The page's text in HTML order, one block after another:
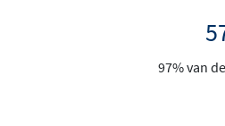
97% van